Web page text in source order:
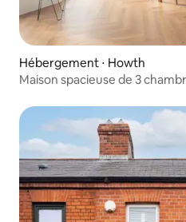
Hébergement ⋅ Howth
Maison spacieuse de 3